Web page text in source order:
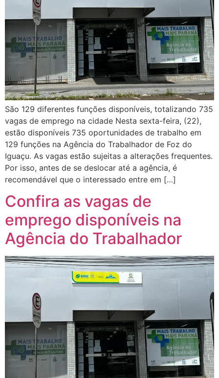
São 129 diferentes funções disponíveis, totalizando 735
vagas de emprego na cidade Nesta sexta-feira, (22),
estão disponíveis 735 oportunidades de trabalho em
129 funções na Agência do Trabalhador de Foz do
Iguaçu. As vagas estão sujeitas a alterações frequentes.
Por isso, antes de se deslocar até a agência, é
recomendável que o interessado entre em […]
Confira as vagas de
emprego disponíveis na
Agência do Trabalhador